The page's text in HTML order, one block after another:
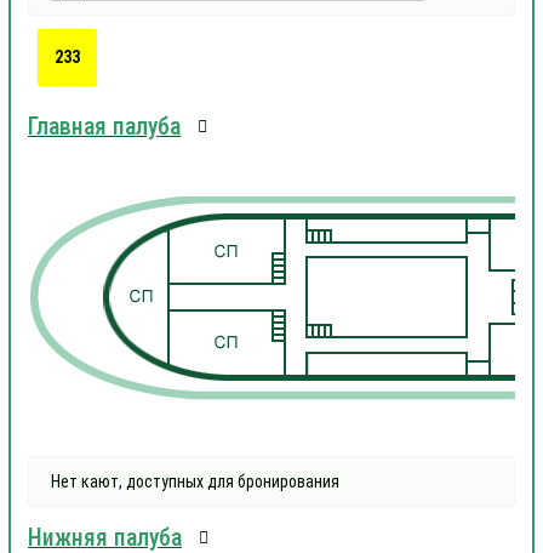
233
Главная палуба
Нет кают, доступных для бронирования
Нижняя палуба